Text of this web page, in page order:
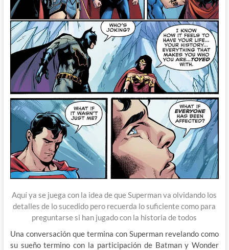
Aquí ya se juega con la idea de que Superman va olvidando los
detalles de lo sucedido pero recuerda lo suficiente como para
preguntarse si han jugado con la historia de todos
Una conversación que termina con Superman revelando como
su sueño termino con la participación de Batman y Wonder